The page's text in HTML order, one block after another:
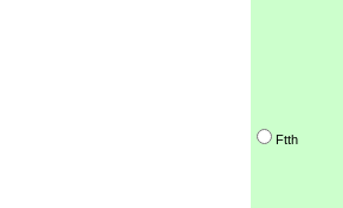
Ftth